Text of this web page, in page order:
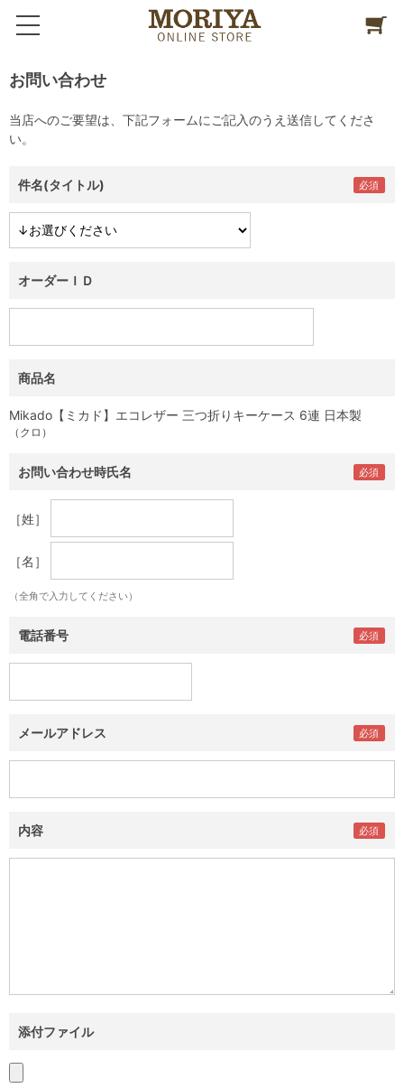
お問い合わせ
当店へのご要望は、下記フォームにご記入のうえ送信してくださ
い。
件名(タイトル)
オーダーＩＤ
商品名
Mikado【ミカド】エコレザー 三つ折りキーケース 6連 日本製
（クロ）
お問い合わせ時氏名
［姓］
［名］
（全角で入力してください）
電話番号
メールアドレス
内容
添付ファイル